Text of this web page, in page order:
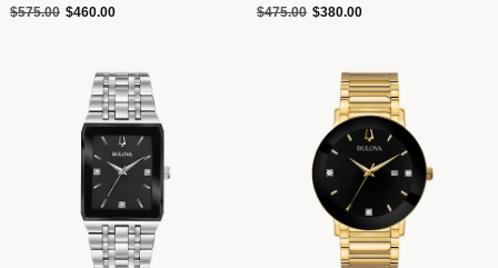
Precio reducido de
$575.00a$460.00 Precio reducido de
$475.00a$380.00